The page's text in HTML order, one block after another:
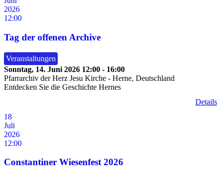
2026
12:00
Tag der offenen Archive
Veranstaltungen
Sonntag, 14. Juni 2026 12:00 - 16:00
Pfarrarchiv der Herz Jesu Kirche - Herne, Deutschland
Entdecken Sie die Geschichte Hernes
Details
18
Juli
2026
12:00
Constantiner Wiesenfest 2026